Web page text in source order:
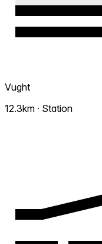
Vught
12.3km · Station